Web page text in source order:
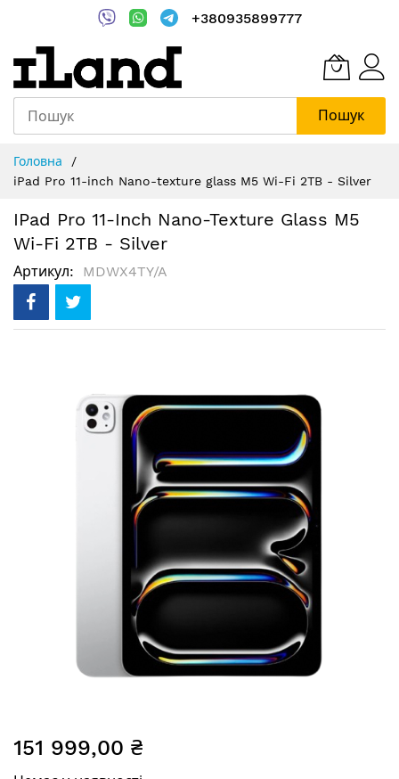
+380935899777
Пошук
Content
Головна
iPad Pro 11-inch Nano-texture glass M5 Wi-Fi 2TB - Silver
IPad Pro 11-Inch Nano-Texture Glass M5
Wi-Fi 2TB - Silver
Артикул MDWX4TY/A
зображень
до
151 999,00 ₴